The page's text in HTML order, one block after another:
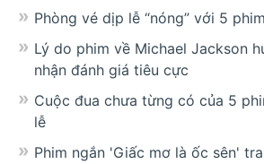
Phòng vé dịp lễ “nóng” với 5
Lý do phim về Michael Jackson
nhận đánh giá tiêu cực
Cuộc đua chưa từng có của 5
lễ
Phim ngắn 'Giấc mơ là ốc sên'